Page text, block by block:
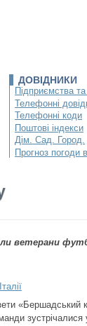
ДОВІДНИКИ
Підприємства та
Телефонні
Телефонні коди
Поштові індекси
Дім. Сад. Город.
Прогноз погоди
ветерани
«Бершадський